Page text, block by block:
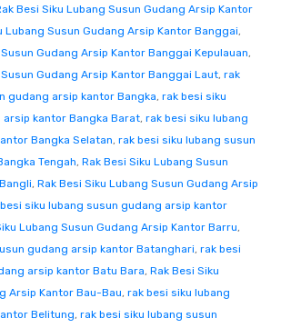
Besi Siku Lubang Susun Gudang Arsip Kantor
Lubang Susun Gudang Arsip Kantor Banggai,
Gudang Arsip Kantor Banggai Kepulauan,
Gudang Arsip Kantor Banggai Laut, rak
gudang arsip kantor Bangka, rak besi siku
kantor Bangka Barat, rak besi siku lubang
Bangka Selatan, rak besi siku lubang susun
Tengah, Rak Besi Siku Lubang Susun
, Rak Besi Siku Lubang Susun Gudang Arsip
siku lubang susun gudang arsip kantor
Lubang Susun Gudang Arsip Kantor Barru,
gudang arsip kantor Batanghari, rak besi
arsip kantor Batu Bara, Rak Besi Siku
Arsip Kantor Bau-Bau, rak besi siku lubang
Belitung, rak besi siku lubang susun